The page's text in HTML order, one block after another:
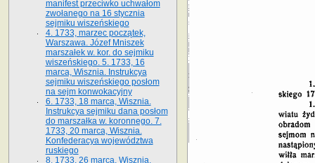
manifest przeciwko uchwałom
zwołanego na 16 stycz­nia
sejmiku wiszeńskiego
4. 1733, marzec początek,
Warszawa. Józef Mniszek
marszałek w. kor. do sejmiku
wiszeńskiego. 5. 1733, 16
marca, Wisznia. Instrukcya
sejmiku wiszeńskiego posłom
na sejm konwokacyjny
6. 1733, 18 marca, Wisznia.
Instrukcya sejmiku dana posłom
do marszałka w. koronnego. 7.
1733, 20 marca, Wisznia.
Konfederacya województwa
ruskiego
8. 1733, 26 marca, Wisznia.